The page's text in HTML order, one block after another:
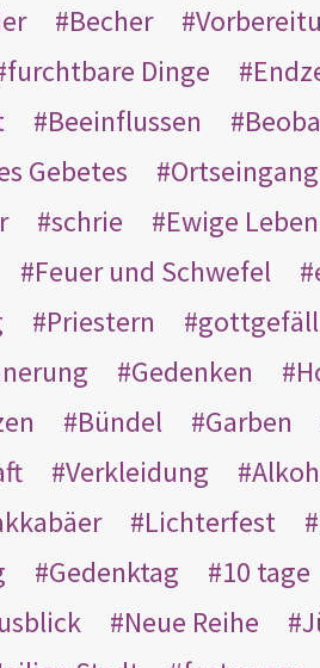
Becher
furchtbare Dinge
Beeinflussen
Gebetes Ortseingang
schrie Ewige Leben
Feuer und Schwefel
Priestern
Gedenken
Bündel Garben
Verkleidung
Lichterfest
Gedenktag 10 tage
Neue Reihe